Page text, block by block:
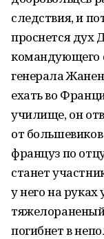
следствия, и
проснется дух
командующего
генерала
ехать во
училище, он
от
француз по
станет
у него на
погибнет в